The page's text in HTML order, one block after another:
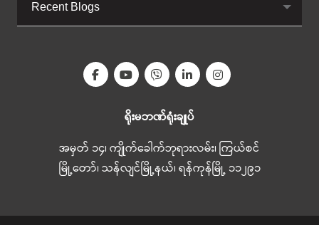
Recent Blogs
ရိုးမဘဏ်ရုံးချုပ်
အမှတ် ၁၄၊ ကျိုက်ခေါက်ဘုရားလမ်း၊ ကြယ်စင်
မြို့တော်၊ သန်လျင်မြို့နယ်၊ ရန်ကုန်မြို့ ၁၁၂၉၁